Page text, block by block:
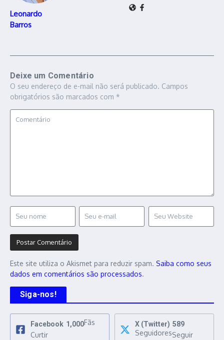
Leonardo
Barros
Deixe um Comentário
O seu endereço de e-mail não será publicado. Campos
obrigatórios são marcados com *
Este site utiliza o Akismet para reduzir spam. Saiba como seus
dados em comentários são processados.
Siga-nos!
Facebook 1,000Fãs
Curtir
X (Twitter) 589
SeguidoresSeguir